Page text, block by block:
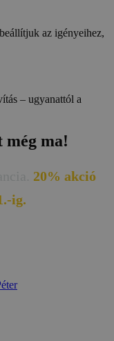
az igényeihez,
– ugyanattól a
még ma!
20% akció
ig.